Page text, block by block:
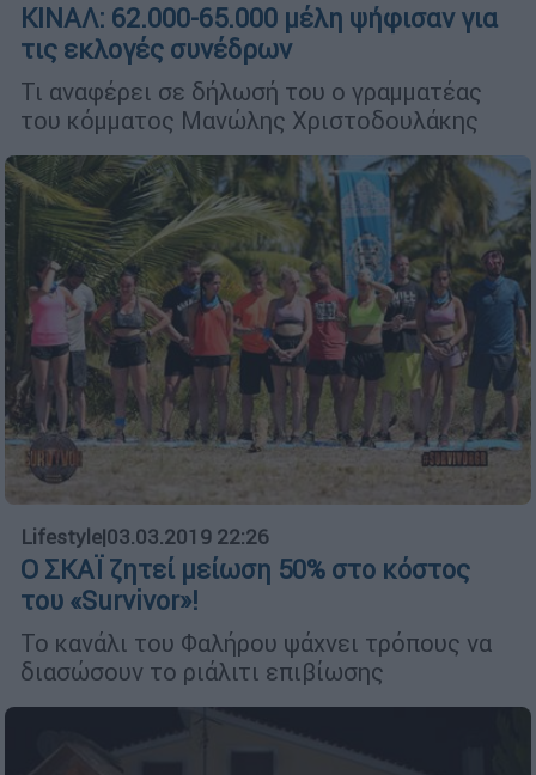
ΚΙΝΑΛ: 62.000-65.000 μέλη ψήφισαν για
τις εκλογές συνέδρων
Τι αναφέρει σε δήλωσή του ο γραμματέας
του κόμματος Μανώλης Χριστοδουλάκης
Lifestyle|03.03.2019 22:26
O ΣΚΑΪ ζητεί μείωση 50% στο κόστος
του «Survivor»!
Το κανάλι του Φαλήρου ψάχνει τρόπους να
διασώσουν το ριάλιτι επιβίωσης